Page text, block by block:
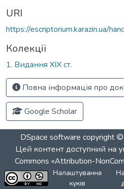
URI
https://escriptorium.karazin.ua/
Колекції
1. Видання ХІХ ст.
Повна інформація про
Google Scholar
DSpace software copyright
Цей контент доступний на
Commons «Attribution-
Налаштування
куків